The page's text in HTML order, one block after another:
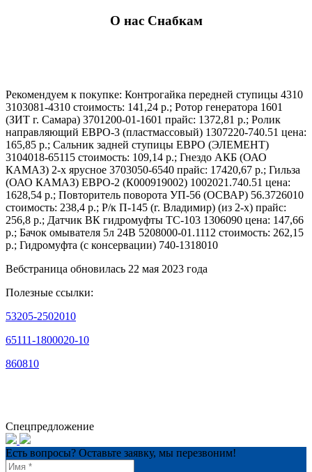
О нас Снабкам
Рекомендуем к покупке: Контрогайка передней ступицы 4310
3103081-4310 стоимость: 141,24 р.; Ротор генератора 1601
(ЗИТ г. Самара) 3701200-01-1601 прайс: 1372,81 р.; Ролик
направляющий ЕВРО-3 (пластмассовый) 1307220-740.51 цена:
165,85 р.; Сальник задней ступицы ЕВРО (ЭЛЕМЕНТ)
3104018-65115 стоимость: 109,14 р.; Гнездо АКБ (ОАО
КАМАЗ) 2-х ярусное 3703050-6540 прайс: 17420,67 р.; Гильза
(ОАО КАМАЗ) ЕВРО-2 (К000919002) 1002021.740.51 цена:
1628,54 р.; Повторитель поворота УП-56 (ОСВАР) 56.3726010
стоимость: 238,4 р.; Р/к П-145 (г. Владимир) (из 2-х) прайс:
256,8 р.; Датчик ВК гидромуфты ТС-103 1306090 цена: 147,66
р.; Бачок омывателя 5л 24В 5208000-01.1112 стоимость: 262,15
р.; Гидромуфта (с консервации) 740-1318010
Вебстраница обновилась 22 мая 2023 года
Полезные ссылки:
53205-2502010
65111-1800020-10
860810
Спецпредложение
Есть вопросы? Оставьте заявку, мы перезвоним!